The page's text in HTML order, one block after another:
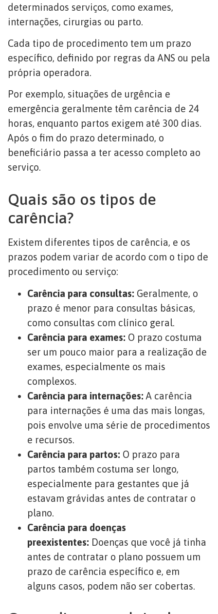
determinados serviços, como exames,
internações, cirurgias ou parto.
Cada tipo de procedimento tem um prazo
específico, definido por regras da ANS ou pela
própria operadora.
Por exemplo, situações de urgência e
emergência geralmente têm carência de 24
horas, enquanto partos exigem até 300 dias.
Após o fim do prazo determinado, o
beneficiário passa a ter acesso completo ao
serviço.
Quais são os tipos de
carência?
Existem diferentes tipos de carência, e os
prazos podem variar de acordo com o tipo de
procedimento ou serviço:
Carência para consultas: Geralmente, o
prazo é menor para consultas básicas,
como consultas com clínico geral.
Carência para exames: O prazo costuma
ser um pouco maior para a realização de
exames, especialmente os mais
complexos.
Carência para internações: A carência
para internações é uma das mais longas,
pois envolve uma série de procedimentos
e recursos.
Carência para partos: O prazo para
partos também costuma ser longo,
especialmente para gestantes que já
estavam grávidas antes de contratar o
plano.
Carência para doenças
preexistentes: Doenças que você já tinha
antes de contratar o plano possuem um
prazo de carência específico e, em
alguns casos, podem não ser cobertas.